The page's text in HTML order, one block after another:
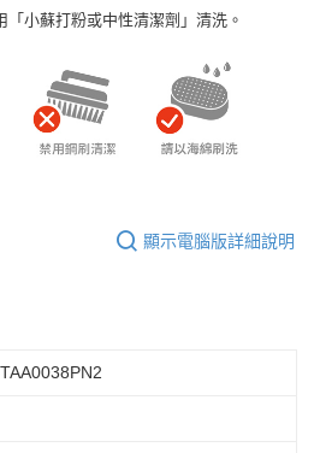
小蘇打粉或中性清潔劑」清洗。
顯示電腦版詳細說明